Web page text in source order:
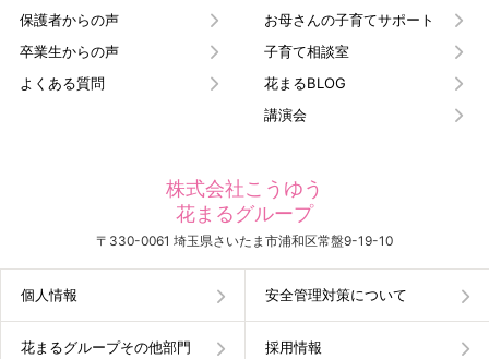
保護者からの声
卒業生からの声
よくある質問
お母さんの子育てサポート
子育て相談室
花まるBLOG
講演会
株式会社こうゆう
花まるグループ
〒330-0061 埼玉県さいたま市浦和区常盤9-19-10
個人情報 安全管理対策について
花まるグループその他部門 採用情報